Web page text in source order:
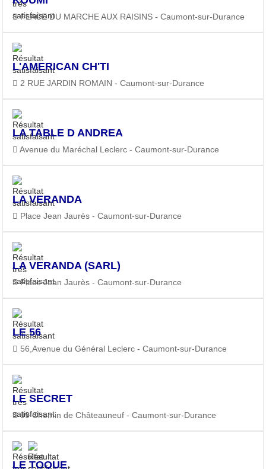
PLACE DU MARCHE AUX RAISINS - Caumont-sur-Durance
L'AMERICAN CH'TI
2 RUE JARDIN ROMAIN - Caumont-sur-Durance
LA TABLE D ANDREA
Avenue du Maréchal Leclerc - Caumont-sur-Durance
LA VERANDA
Place Jean Jaurès - Caumont-sur-Durance
LA VERANDA (SARL)
Place Jean Jaurès - Caumont-sur-Durance
LE 56
56,Avenue du Général Leclerc - Caumont-sur-Durance
LE SECRET
99 Chemin de Châteauneuf - Caumont-sur-Durance
LE TOQUE